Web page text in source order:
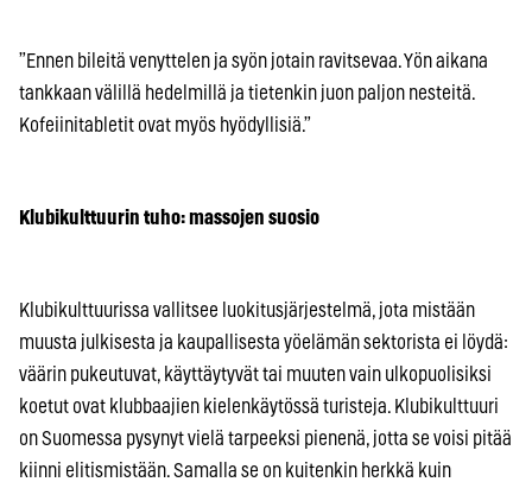
”Ennen bileitä venyttelen ja syön jotain ravitsevaa. Yön aikana
tankkaan välillä hedelmillä ja tietenkin juon paljon nesteitä.
Kofeiinitabletit ovat myös hyödyllisiä.”
Klubikulttuurin tuho: massojen suosio
Klubikulttuurissa vallitsee luokitusjärjestelmä, jota mistään
muusta julkisesta ja kaupallisesta yöelämän sektorista ei löydä:
väärin pukeutuvat, käyttäytyvät tai muuten vain ulkopuolisiksi
koetut ovat klubbaajien kielenkäytössä turisteja. Klubikulttuuri
on Suomessa pysynyt vielä tarpeeksi pienenä, jotta se voisi pitää
kiinni elitismistään. Samalla se on kuitenkin herkkä kuin